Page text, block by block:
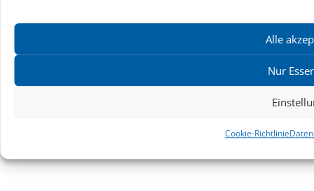
Alle
Nur
Cookie-Richtlinie
Impressum
Produktsicherheit